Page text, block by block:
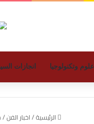
علوم وتكنولوجيا انجازات
الرئيسية/اخبار الفن/